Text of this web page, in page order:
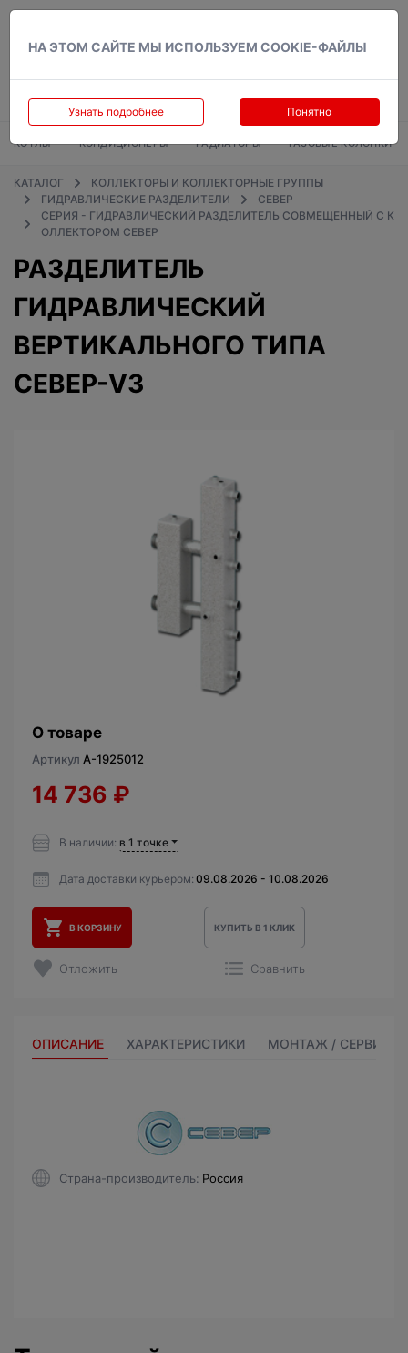
НА ЭТОМ САЙТЕ МЫ ИСПОЛЬЗУЕМ COOKIE-ФАЙЛЫ
Узнать подробнее Понятно
КОТЛЫ КОНДИЦИОНЕРЫ РАДИАТОРЫ ГАЗОВЫЕ КОЛОНКИ
КАТАЛОГ
КОЛЛЕКТОРЫ И КОЛЛЕКТОРНЫЕ ГРУППЫ
ГИДРАВЛИЧЕСКИЕ РАЗДЕЛИТЕЛИ
СЕВЕР
СЕРИЯ - ГИДРАВЛИЧЕСКИЙ РАЗДЕЛИТЕЛЬ СОВМЕЩЕННЫЙ С К
ОЛЛЕКТОРОМ СЕВЕР
РАЗДЕЛИТЕЛЬ
ГИДРАВЛИЧЕСКИЙ
ВЕРТИКАЛЬНОГО ТИПА
СЕВЕР-V3
О товаре
Артикул A-1925012
14 736 ₽
В наличии: в 1 точке
Дата доставки курьером: 09.08.2026 - 10.08.2026
В КОРЗИНУ КУПИТЬ В 1 КЛИК
Отложить Сравнить
ОПИСАНИЕ ХАРАКТЕРИСТИКИ МОНТАЖ / СЕРВИС
Страна-производитель Россия